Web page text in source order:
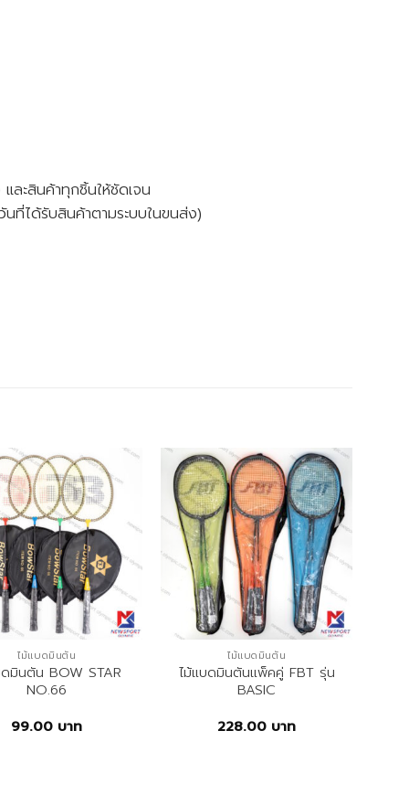
ะสินค้าทุกชิ้นให้ชัดเจน
ที่ได้รับสินค้าตามระบบในขนส่ง)
ไม้แบดมินตัน
มินตัน BOW STAR
NO.66
99.00 บาท
ไม้แบดมินตัน
ไม้แบดมินตันแพ็คคู่ FBT รุ่น
BASIC
228.00 บาท